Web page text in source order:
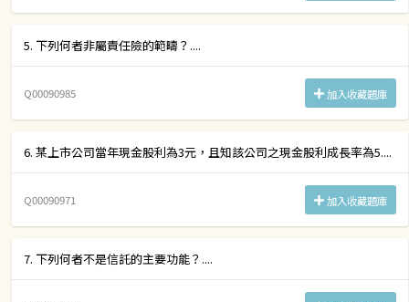
5. 下列何者非屬責任險的範疇？....
Q00090985 加入收藏題庫
6. 某上市公司當年現金股利為3元，且知該公司之現金股利成長率為5....
Q00090971 加入收藏題庫
7. 下列何者不是信託的主要功能？....